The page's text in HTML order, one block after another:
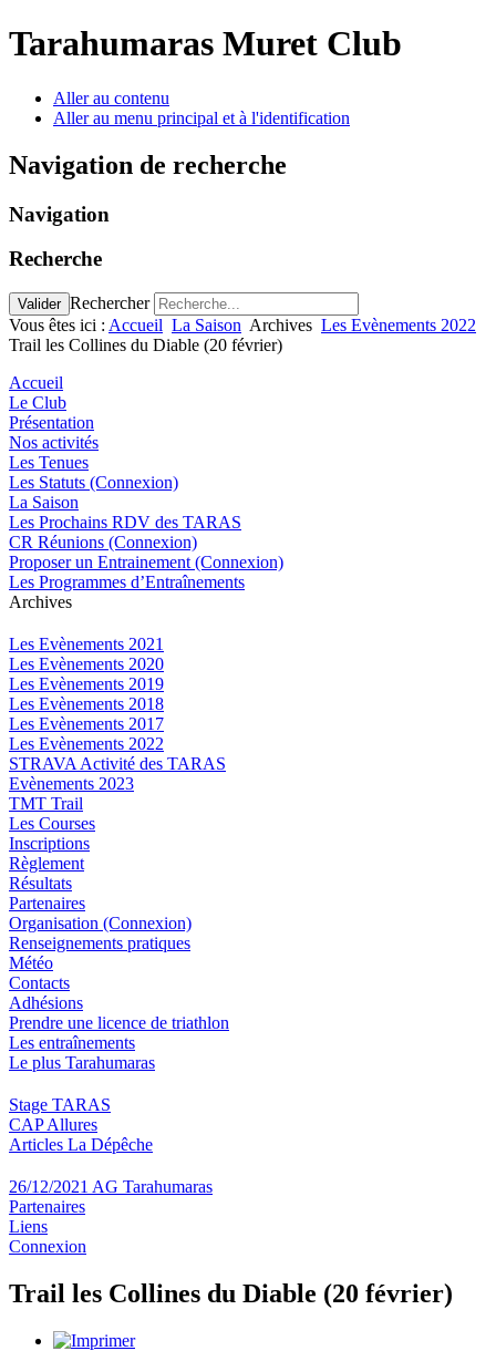
Tarahumaras Muret Club
Aller au contenu
Aller au menu principal et à l'identification
Navigation de recherche
Navigation
Recherche
Valider Rechercher
Vous êtes ici : Accueil La Saison Archives Les Evènements 2022
Trail les Collines du Diable (20 février)
Accueil
Le Club
Présentation
Nos activités
Les Tenues
Les Statuts (Connexion)
La Saison
Les Prochains RDV des TARAS
CR Réunions (Connexion)
Proposer un Entrainement (Connexion)
Les Programmes d’Entraînements
Archives
Les Evènements 2021
Les Evènements 2020
Les Evènements 2019
Les Evènements 2018
Les Evènements 2017
Les Evènements 2022
STRAVA Activité des TARAS
Evènements 2023
TMT Trail
Les Courses
Inscriptions
Règlement
Résultats
Partenaires
Organisation (Connexion)
Renseignements pratiques
Météo
Contacts
Adhésions
Prendre une licence de triathlon
Les entraînements
Le plus Tarahumaras
Stage TARAS
CAP Allures
Articles La Dépêche
26/12/2021 AG Tarahumaras
Partenaires
Liens
Connexion
Trail les Collines du Diable (20 février)